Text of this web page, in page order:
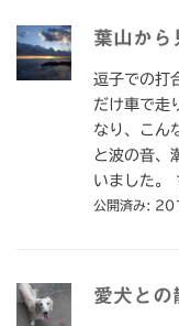
葉山から
逗子での打
だけ車で走
なり、こん
と波の音、
いました。
公開済み:
愛犬との